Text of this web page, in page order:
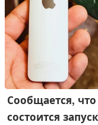
Сообщается,
состоится